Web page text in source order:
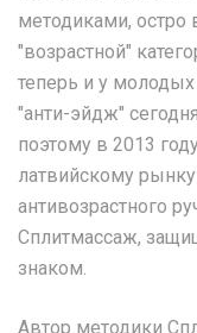
методиками, остро
"возрастной"
теперь и у
"анти-эйдж"
поэтому в 2013
латвийскому
антивозрастного
Сплитмассаж,
знаком.
Автор методики